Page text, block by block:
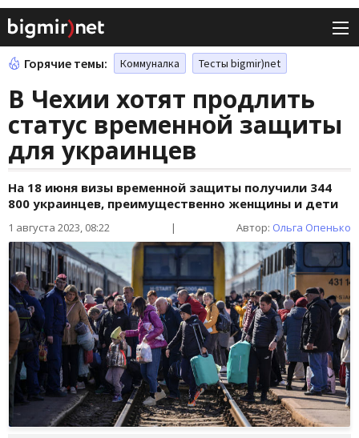
Горячие темы: Коммуналка Тесты bigmir)net
В Чехии хотят продлить
статус временной защиты
для украинцев
На 18 июня визы временной защиты получили 344
800 украинцев, преимущественно женщины и дети
1 августа 2023, 08:22 | Автор: Ольга Опенько